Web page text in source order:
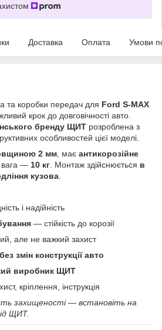
Доставка Оплата Умови
та коробки передач для Ford S-MAX
крок до довговічності авто.
бренду ЩИТ розроблена з
особливостей цієї моделі.
2 мм , має антикорозійне
, вага — 10 кг . Монтаж здійснюється в
кузова
і надійність
— стійкість до корозії
але не важкий захист
змін конструкції авто
виробник ЩИТ
кріплення, інструкція
захищеності — встановіть на
ЩИТ.